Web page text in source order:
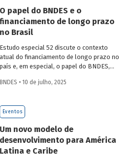
O papel do BNDES e o
financiamento de longo prazo
no Brasil
Estudo especial 52 discute o contexto
atual do financiamento de longo prazo no
país e, em especial, o papel do BNDES,
mercado de crédito e a evolução das
BNDES • 10 de julho, 2025
Eventos
Um novo modelo de
desenvolvimento para América
Latina e Caribe